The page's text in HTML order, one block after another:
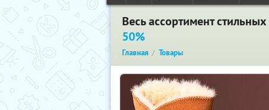
Весь ассортимент
50%
Главная Товары